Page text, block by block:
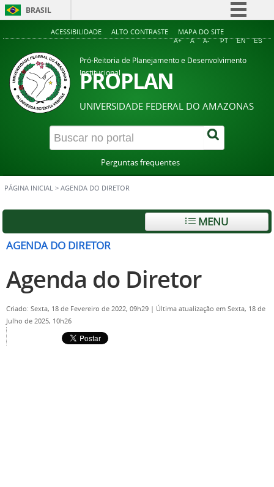
BRASIL
Simplifique!
Acesso à informação
Legislação
Canais
ACESSIBILIDADE ALTO CONTRASTE MAPA DO SITE
A+ A A- PT EN ES
Pró-Reitoria de Planejamento e Desenvolvimento
Institucional
PROPLAN
UNIVERSIDADE FEDERAL DO AMAZONAS
Perguntas frequentes
PÁGINA INICIAL > AGENDA DO DIRETOR
MENU
AGENDA DO DIRETOR
Agenda do Diretor
Criado: Sexta, 18 de Fevereiro de 2022, 09h29 | Última atualização em Sexta, 18 de
Julho de 2025, 10h26